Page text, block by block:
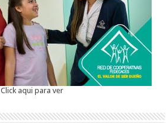
Click aqui para ver